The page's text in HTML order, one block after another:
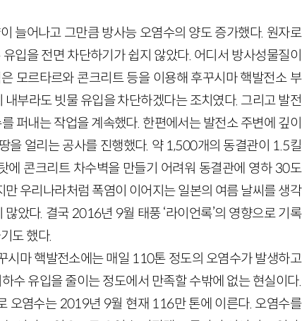
늘어나고 그만큼 방사능 오염수의 양도 증가했다. 원자로
입을 전면 차단하기가 쉽지 않았다. 어디서 방사성물질이
모르타르와 콘크리트 등을 이용해 후꾸시마 핵발전소 부
부라도 빗물 유입을 차단하겠다는 조치였다. 그리고 발전
퍼내는 작업을 계속했다. 한편에서는 발전소 주변에 깊이
얼리는 공사를 진행했다. 약 1,500개의 동결관이 1.5킬
에 콘크리트 차수벽을 만들기 어려워 동결관에 영하 30도
우리나라처럼 폭염이 이어지는 일본의 여름 날씨를 생각
았다. 결국 2016년 9월 태풍 ‘라이언록’의 영향으로 기록
도 했다.
시마 핵발전소에는 매일 110톤 정도의 오염수가 발생하고
수 유입을 줄이는 정도에서 만족할 수밖에 없는 현실이다.
오염수는 2019년 9월 현재 116만 톤에 이른다. 오염수를